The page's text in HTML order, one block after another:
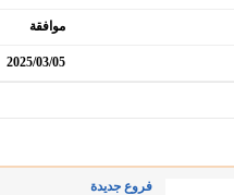
موافقة
2025/03/05
فروع جديدة